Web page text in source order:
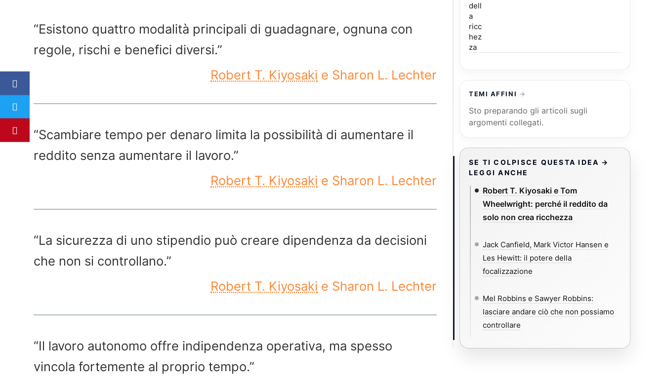
“Esistono quattro modalità principali di guadagnare, ognuna con
regole, rischi e benefici diversi.”
Robert T. Kiyosaki e Sharon L. Lechter
“Scambiare tempo per denaro limita la possibilità di aumentare il
reddito senza aumentare il lavoro.”
Robert T. Kiyosaki e Sharon L. Lechter
“La sicurezza di uno stipendio può creare dipendenza da decisioni
che non si controllano.”
Robert T. Kiyosaki e Sharon L. Lechter
“Il lavoro autonomo offre indipendenza operativa, ma spesso
vincola fortemente al proprio tempo.”
TEMI AFFINI
Sto preparando gli articoli sugli
argomenti collegati.
SE TI COLPISCE QUESTA IDEA →
LEGGI ANCHE
Robert T. Kiyosaki e Tom
Wheelwright: perché il reddito da
solo non crea ricchezza
Jack Canfield, Mark Victor Hansen e
Les Hewitt: il potere della
focalizzazione
Mel Robbins e Sawyer Robbins:
lasciare andare ciò che non possiamo
controllare